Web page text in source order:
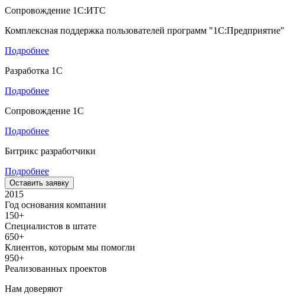
Сопровождение 1С:ИТС
Комплексная поддержка пользователей программ "1С:Предприятие"
Подробнее
Разработка 1С
Подробнее
Сопровождение 1С
Подробнее
Битрикс разработчики
Подробнее
Оставить заявку
2015
Год основания компании
150+
Специалистов в штате
650+
Клиентов, которым мы помогли
950+
Реализованных проектов
Нам доверяют